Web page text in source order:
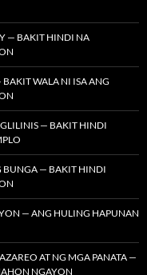
— BAKIT HINDI NA
WALA NI ISA ANG
— BAKIT HINDI
BUNGA — BAKIT HINDI
— ANG HULING HAPUNAN
AT NG MGA PANATA —
NGAYON